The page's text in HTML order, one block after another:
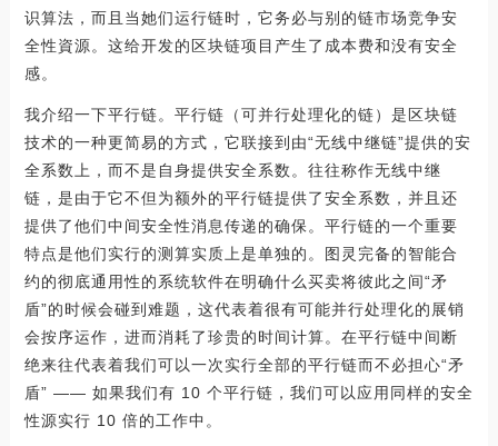
识算法，而且当她们运行链时，它务必与别的链市场竞争安
全性資源。这给开发的区块链项目产生了成本费和没有安全
感。
我介绍一下平行链。平行链（可并行处理化的链）是区块链
技术的一种更简易的方式，它联接到由“无线中继链”提供的安
全系数上，而不是自身提供安全系数。往往称作无线中继
链，是由于它不但为额外的平行链提供了安全系数，并且还
提供了他们中间安全性消息传递的确保。平行链的一个重要
特点是他们实行的测算实质上是单独的。图灵完备的智能合
约的彻底通用性的系统软件在明确什么买卖将彼此之间“矛
盾”的时候会碰到难题，这代表着很有可能并行处理化的展销
会按序运作，进而消耗了珍贵的时间计算。在平行链中间断
绝来往代表着我们可以一次实行全部的平行链而不必担心“矛
盾” —— 如果我们有 10 个平行链，我们可以应用同样的安全
性源实行 10 倍的工作中。